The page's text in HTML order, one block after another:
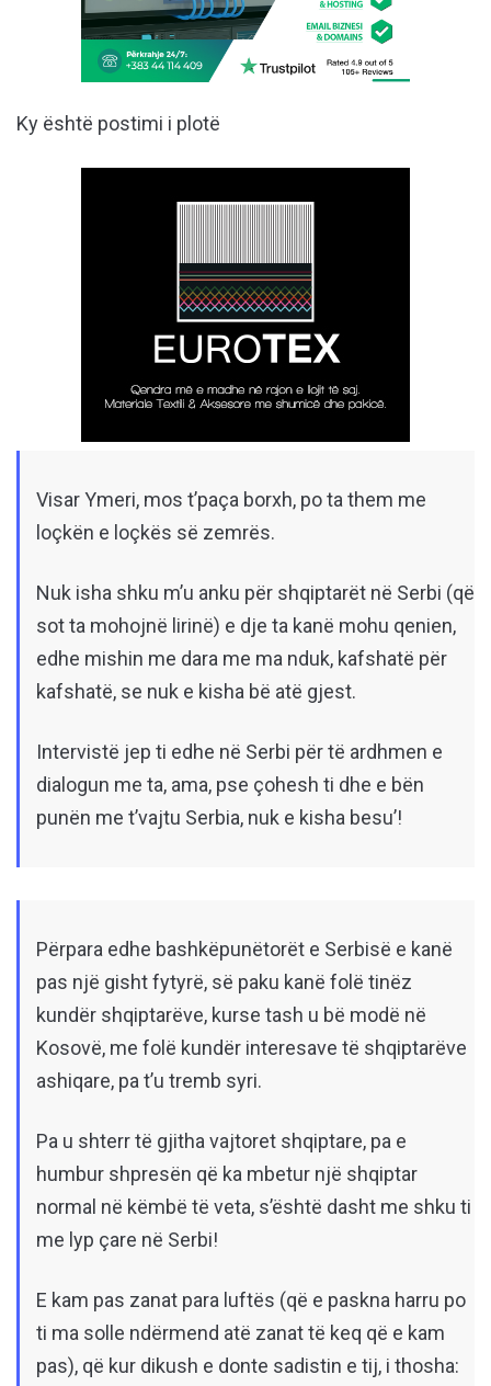
Ky është postimi i plotë
Visar Ymeri, mos t’paça borxh, po ta them me
loçkën e loçkës së zemrës.
Nuk isha shku m’u anku për shqiptarët në Serbi (që
sot ta mohojnë lirinë) e dje ta kanë mohu qenien,
edhe mishin me dara me ma nduk, kafshatë për
kafshatë, se nuk e kisha bë atë gjest.
Intervistë jep ti edhe në Serbi për të ardhmen e
dialogun me ta, ama, pse çohesh ti dhe e bën
punën me t’vajtu Serbia, nuk e kisha besu’!
Përpara edhe bashkëpunëtorët e Serbisë e kanë
pas një gisht fytyrë, së paku kanë folë tinëz
kundër shqiptarëve, kurse tash u bë modë në
Kosovë, me folë kundër interesave të shqiptarëve
ashiqare, pa t’u tremb syri.
Pa u shterr të gjitha vajtoret shqiptare, pa e
humbur shpresën që ka mbetur një shqiptar
normal në këmbë të veta, s’është dasht me shku ti
me lyp çare në Serbi!
E kam pas zanat para luftës (që e paskna harru po
ti ma solle ndërmend atë zanat të keq që e kam
pas), që kur dikush e donte sadistin e tij, i thosha: